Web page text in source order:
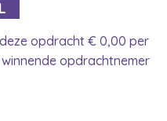
opdracht € 0,00 per
opdrachtnemer